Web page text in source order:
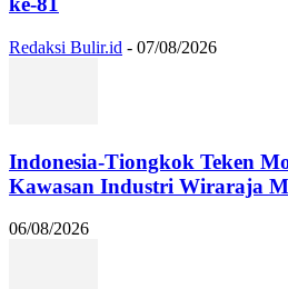
Redaksi Bulir.id - 07/08/2026
Indonesia-Tiongkok Teken
Kawasan Industri Wiraraja
06/08/2026